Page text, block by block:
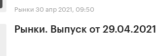
Рынки 30 апр 2021, 09:50
Рынки. Выпуск от 29.04.2021